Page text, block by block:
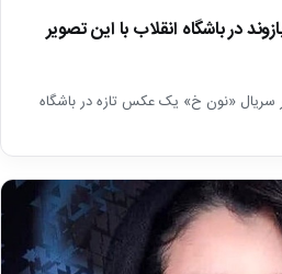
در باشگاه انقلاب با این تصویر
سریال «نون خ» یک عکس تازه در باشگاه